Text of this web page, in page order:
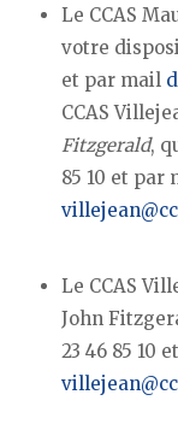
Le CCAS
votre
et par mail
CCAS
Fitzgerald,
85 10 et par
Le CCAS
John
23 46 85 10